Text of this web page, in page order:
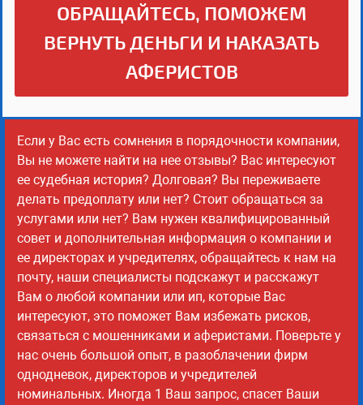
ОБРАЩАЙТЕСЬ, ПОМОЖЕМ
ВЕРНУТЬ ДЕНЬГИ И НАКАЗАТЬ
АФЕРИСТОВ
Если у Вас есть сомнения в порядочности компании,
Вы не можете найти на нее отзывы? Вас интересуют
ее судебная история? Долговая? Вы переживаете
делать предоплату или нет? Стоит обращаться за
услугами или нет? Вам нужен квалифицированный
совет и дополнительная информация о компании и
ее директорах и учредителях, обращайтесь к нам на
почту, наши специалисты подскажут и расскажут
Вам о любой компании или ип, которые Вас
интересуют, это поможет Вам избежать рисков,
связаться с мошенниками и аферистами. Поверьте у
нас очень большой опыт, в разоблачении фирм
однодневок, директоров и учредителей
номинальных. Иногда 1 Ваш запрос, спасет Ваши